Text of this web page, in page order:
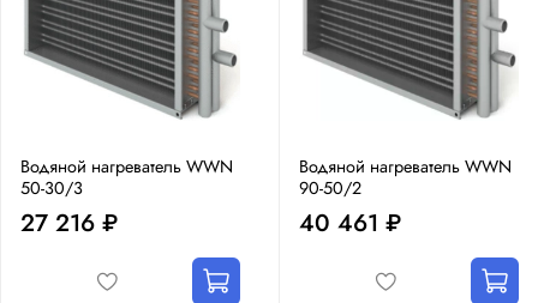
Водяной нагреватель WWN
50-30/3
27 216 ₽
Водяной нагреватель WWN
90-50/2
40 461 ₽